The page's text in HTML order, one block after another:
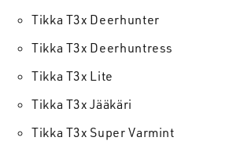
Tikka T3x Deerhunter
Tikka T3x Deerhuntress
Tikka T3x Lite
Tikka T3x Jääkäri
Tikka T3x Super Varmint